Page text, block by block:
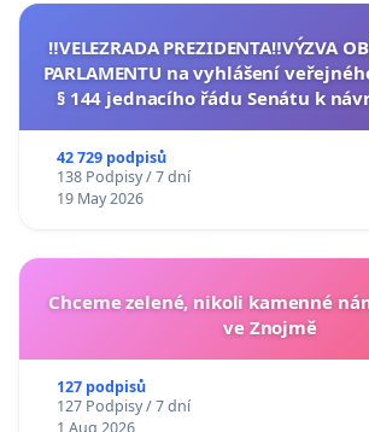
‼️VELEZRADA PREZIDENTA‼️VÝZVA
PARLAMENTU na vyhlášení
§ 144 jednacího řádu Senátu k
42 729 podpisů
138 Podpisy / 7 dní
19 May 2026
Chceme zelené, nikoli kamenné
ve Znojmě
127 podpisů
127 Podpisy / 7 dní
1 Aug 2026